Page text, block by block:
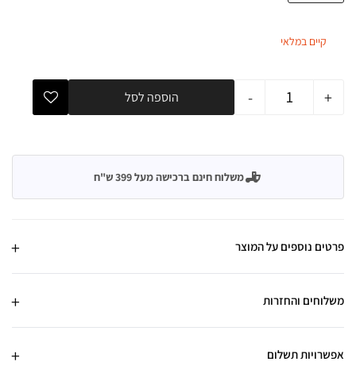
קיים במלאי
- + הוספה לסל
משלוח חינם ברכישה מעל 399 ש"ח
פרטים נוספים על המוצר
משלוחים והחזרות
אפשרויות תשלום